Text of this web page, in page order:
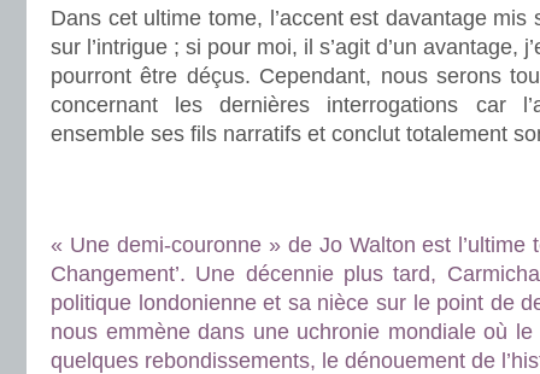
Dans cet ultime tome, l’accent est davantage
sur l’intrigue ; si pour moi, il s’agit d’un avantage,
pourront être déçus. Cependant, nous serons
concernant les dernières interrogations car
ensemble ses fils narratifs et conclut totalement
« Une demi-couronne » de Jo Walton est l’ultime
Changement’. Une décennie plus tard,
politique londonienne et sa nièce sur le point de
nous emmène dans une uchronie mondiale où
quelques rebondissements, le dénouement de